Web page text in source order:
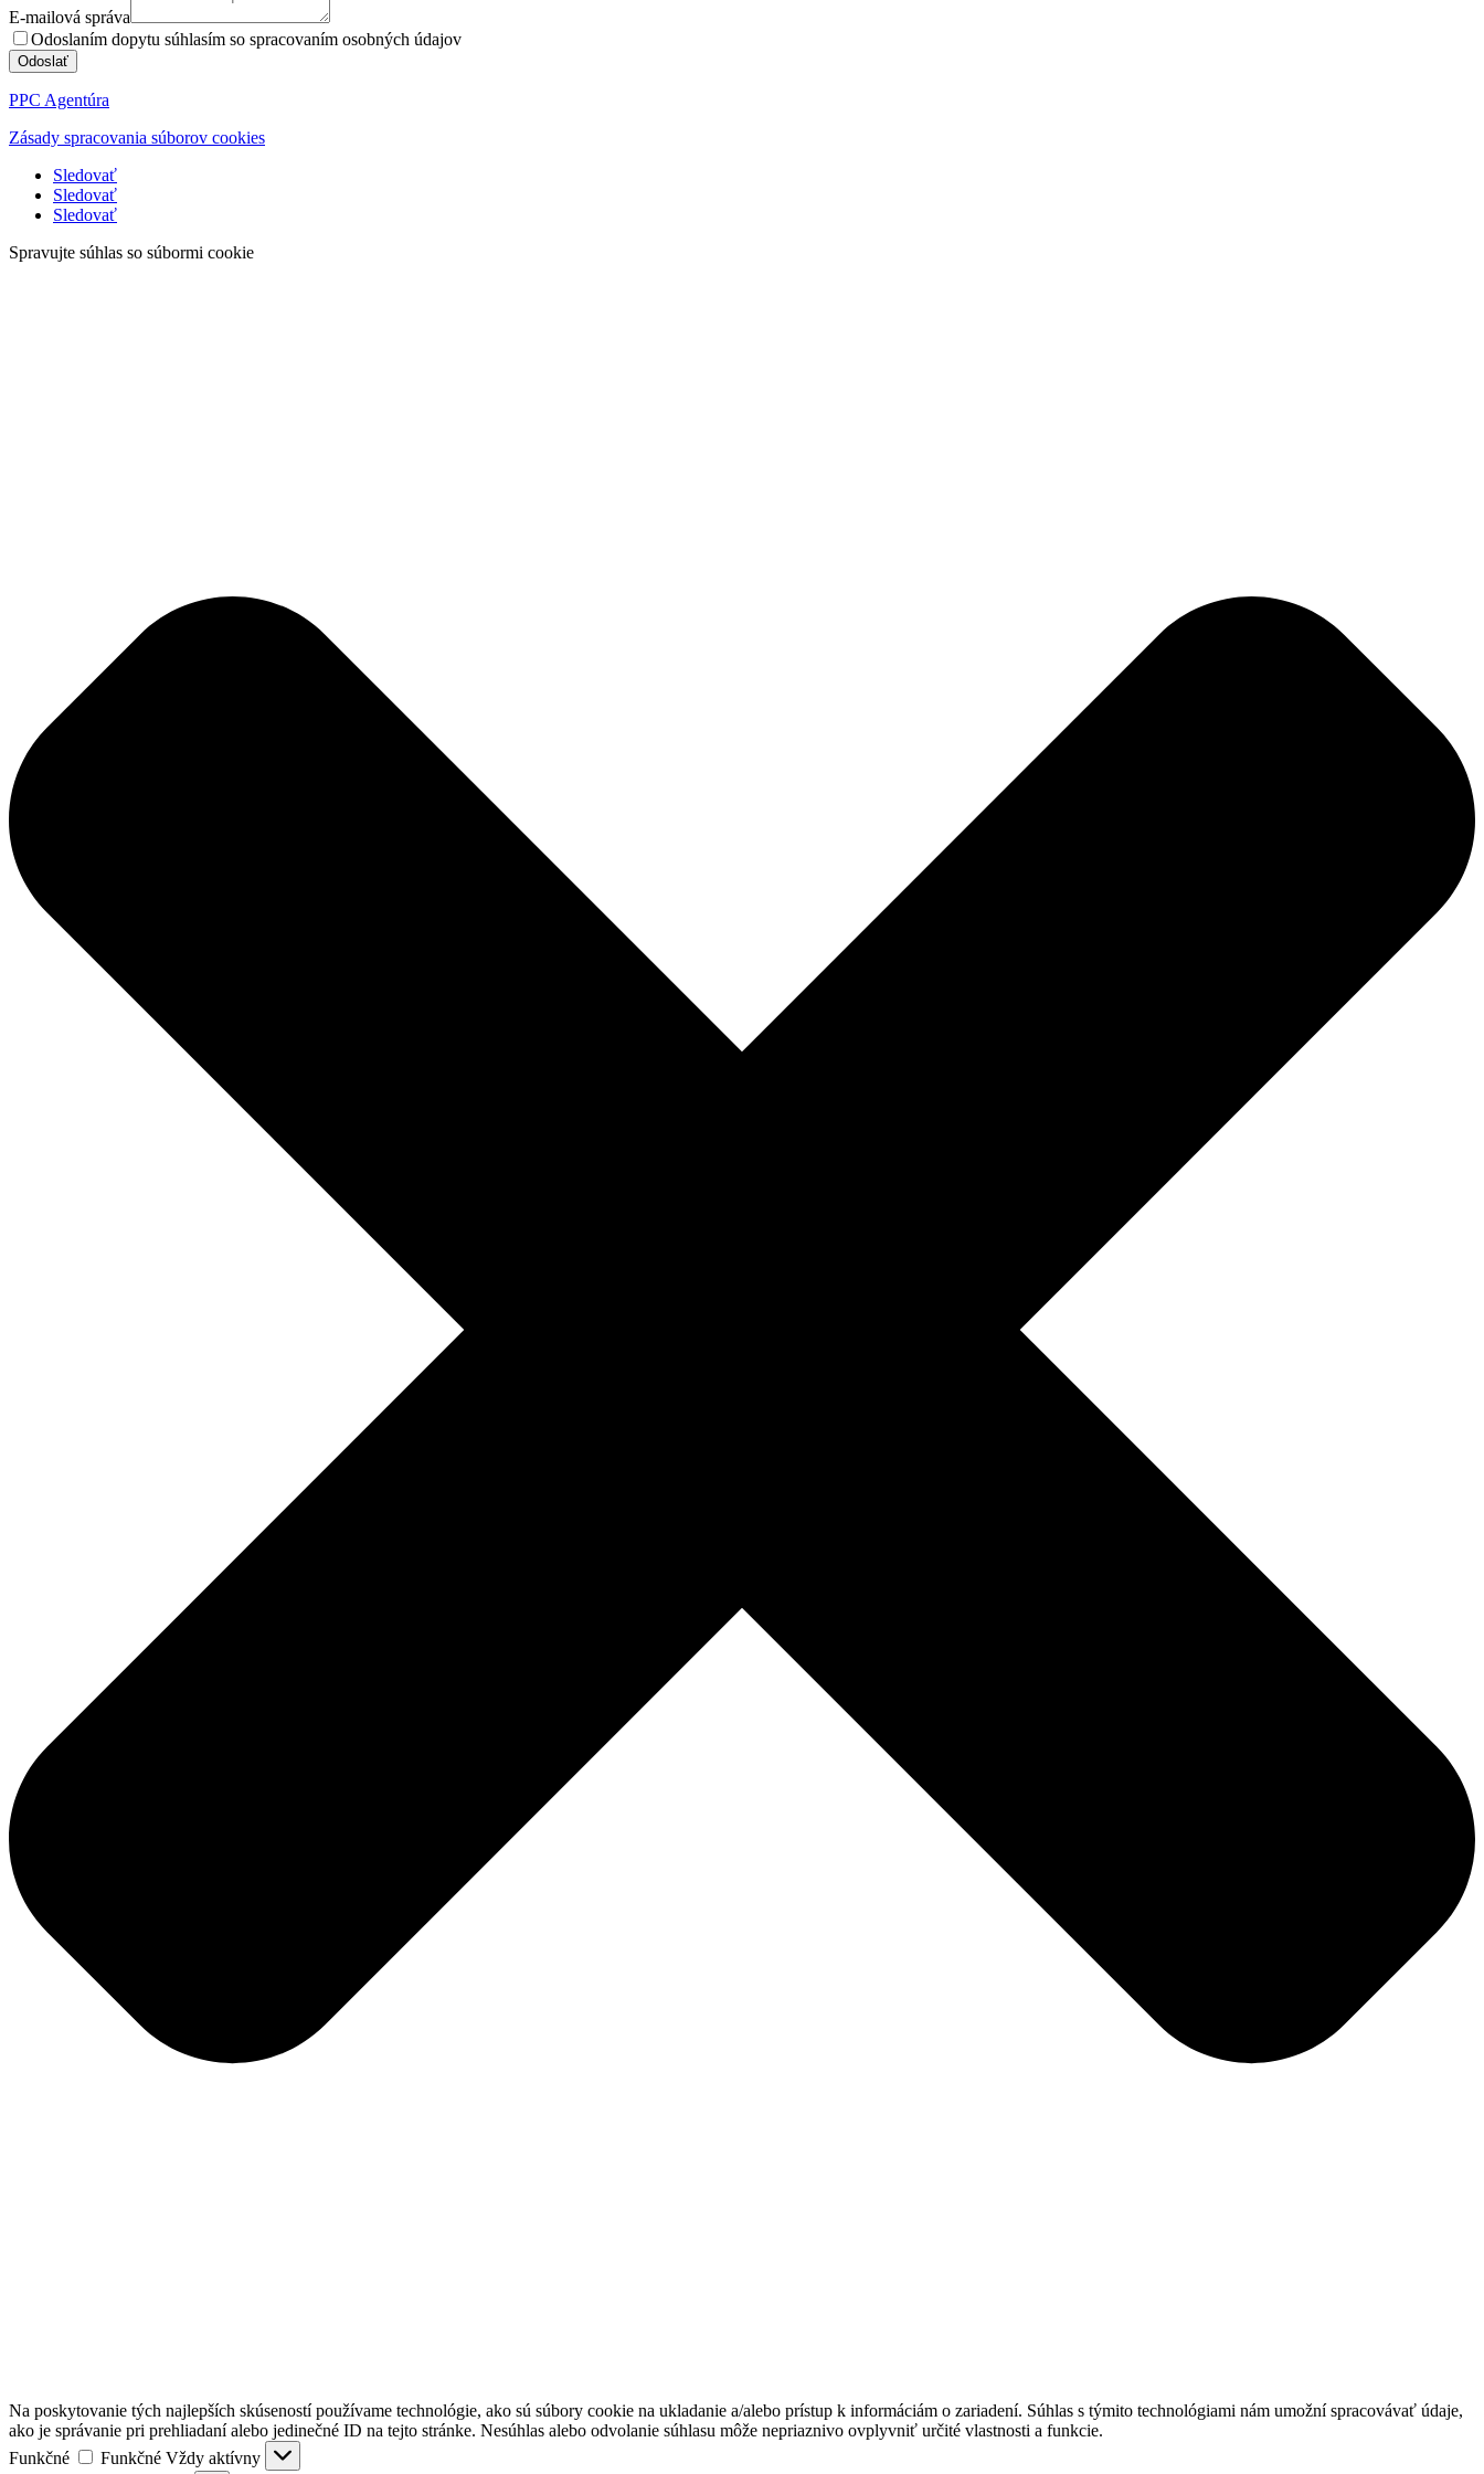
E-mailová správa
Odoslaním dopytu súhlasím so spracovaním osobných údajov
Odoslať
PPC Agentúra
Zásady spracovania súborov cookies
Sledovať
Sledovať
Sledovať
Spravujte súhlas so súbormi cookie
Na poskytovanie tých najlepších skúseností používame technológie, ako sú súbory cookie na ukladanie a/alebo prístup k informáciám o zariadení. Súhlas s týmito technológiami nám umožní spracovávať údaje,
ako je správanie pri prehliadaní alebo jedinečné ID na tejto stránke. Nesúhlas alebo odvolanie súhlasu môže nepriaznivo ovplyvniť určité vlastnosti a funkcie.
Funkčné
Funkčné Vždy aktívny